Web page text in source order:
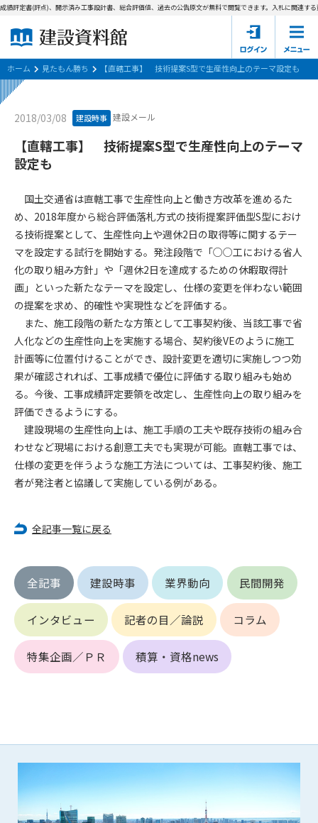
建設資料館とは
会員登録について
サポーター会員一覧
個人情報保護方針
会員規約
定書(評点)、開示済み工事設計書、総合評価値、過去の公告原文が無料で閲覧できます。入札に関連する
ホーム 見たもん勝ち 【直轄工事】 技術提案S型で生産性向上のテーマ設定も
2018/03/08 建設時事 建設メール
【直轄工事】 技術提案S型で生産性向上のテーマ
設定も
国土交通省は直轄工事で生産性向上と働き方改革を進めるた
め、2018年度から総合評価落札方式の技術提案評価型S型におけ
る技術提案として、生産性向上や週休2日の取得等に関するテー
マを設定する試行を開始する。発注段階で「○○工における省人
化の取り組み方針」や「週休2日を達成するための休暇取得計
画」といった新たなテーマを設定し、仕様の変更を伴わない範囲
の提案を求め、的確性や実現性などを評価する。
また、施工段階の新たな方策として工事契約後、当該工事で省
人化などの生産性向上を実施する場合、契約後VEのように施工
計画等に位置付けることができ、設計変更を適切に実施しつつ効
果が確認されれば、工事成績で優位に評価する取り組みも始め
る。今後、工事成績評定要領を改定し、生産性向上の取り組みを
評価できるようにする。
建設現場の生産性向上は、施工手順の工夫や既存技術の組み合
わせなど現場における創意工夫でも実現が可能。直轄工事では、
仕様の変更を伴うような施工方法については、工事契約後、施工
者が発注者と協議して実施している例がある。
全記事一覧に戻る
全記事 建設時事 業界動向 民間開発
インタビュー 記者の目／論説 コラム
特集企画／ＰＲ 積算・資格news
パスワードの再発行
第1条（規約の目的）
会員サービスの利用条件等について定めるものです。
2. 管理者が建設資料館WEB上で随時掲載するルールは本規約の
一部を構成するものとします。
第2条（規約の変更）
本規約は、会員の了承を得ることなく、随時変更されることが
あります。変更内容は、建設資料館WEB上に表示した時点で直
ちに全ての会員が了承したものとみなします。
第4条（会員審査および資格の取り消し）
会員とは、本規約を承諾の上、所定の会員申込手続きを完了
後、管理者がこれを承認した者をいいます。
第4条（会員の定義と登録）
1. 管理者は前条により審査の結果、会員申込みをした者が以下
の何れかの項目に該当することがわかった場合、その者の会
員としての権限を承認しないことがあります。
(1) 会員申し込みをした者が実在しなかった場合
(4) 会員申込者が管理者所定の手続き通りに会員申込手続き処
2. 管理者は承認後であっても承認した会員が前項の何れかに該
当することが判明した場合、会員資格を取り消すことがあり
ます。
第5条（IDおよびパスワードの管理）
1. 会員は申込の際に管理者が発行したIDおよびパスワードの使
用および管理について責任を負うものとします。
第6条（会員の禁止事項）
1. 会員は建設資料館WEB上で以下の行為をしないものとしま